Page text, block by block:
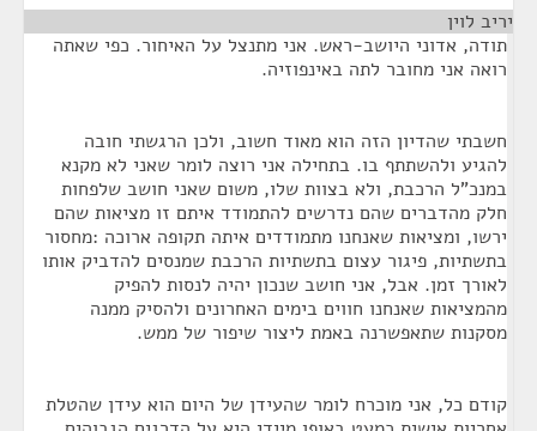
יריב לוין
תודה, אדוני היושב-ראש. אני מתנצל על האיחור. כפי שאתה
רואה אני מחובר לתה באינפוזיה.
חשבתי שהדיון הזה הוא מאוד חשוב, ולכן הרגשתי חובה
להגיע ולהשתתף בו. בתחילה אני רוצה לומר שאני לא מקנא
במנכ"ל הרכבת, ולא בצוות שלו, משום שאני חושב שלפחות
חלק מהדברים שהם נדרשים להתמודד איתם זו מציאות שהם
ירשו, ומציאות שאנחנו מתמודדים איתה תקופה ארוכה :מחסור
בתשתיות, פיגור עצום בתשתיות הרכבת שמנסים להדביק אותו
לאורך זמן. אבל, אני חושב שנכון יהיה לנסות להפיק
מהמציאות שאנחנו חווים בימים האחרונים ולהסיק ממנה
מסקנות שתאפשרנה באמת ליצור שיפור של ממש.
קודם כל, אני מוכרח לומר שהעידן של היום הוא עידן שהטלת